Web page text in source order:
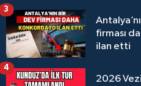
firması
ilan etti
3
2026
4